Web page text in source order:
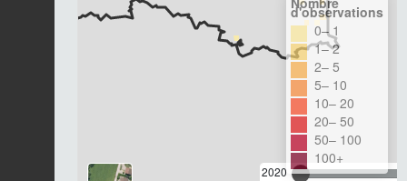
2020
d'observations
0– 1
1– 2
2– 5
5– 10
10– 20
20– 50
50– 100
100+